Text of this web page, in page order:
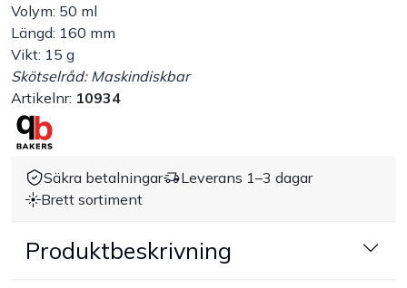
Monin
Handla efter bransch
Varumärken
Outlet
Om Bakers
Volym: 50 ml
Längd: 160 mm
Vikt: 15 g
Skötselråd: Maskindiskbar
Artikelnr: 10934
Säkra betalningar
Leverans 1–3 dagar
Brett sortiment
Produktbeskrivning